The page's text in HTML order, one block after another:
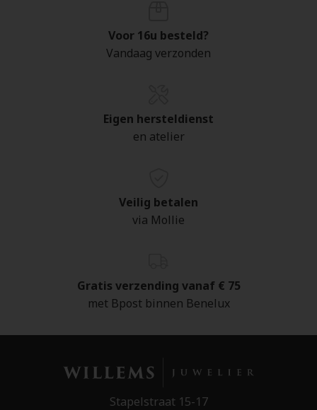
Voor 16u besteld?
Vandaag verzonden
Eigen hersteldienst
en atelier
Veilig betalen
via Mollie
Gratis verzending vanaf € 75
met Bpost binnen Benelux
Stapelstraat 15-17